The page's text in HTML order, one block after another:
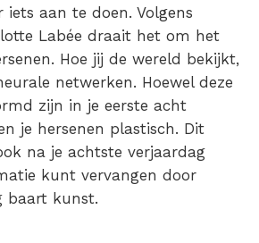
iets aan te doen. Volgens
Labée draait het om het
Hoe jij de wereld bekijkt,
netwerken. Hoewel deze
zijn in je eerste acht
je hersenen plastisch. Dit
na je achtste verjaardag
kunt vervangen door
baart kunst.